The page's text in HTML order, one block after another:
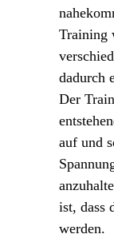
Training
dadurch
Der
auf und
ist, dass
werden.